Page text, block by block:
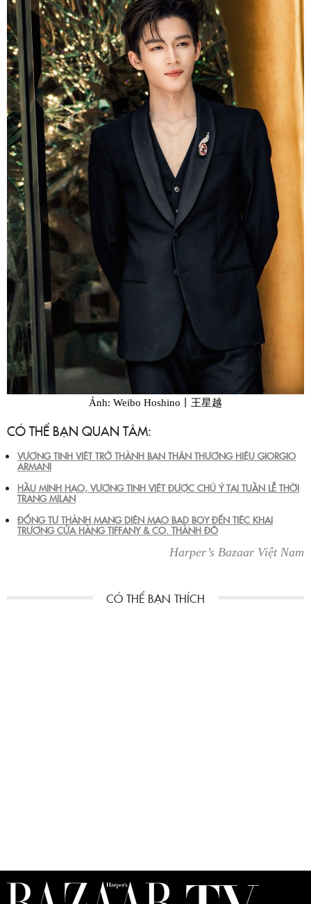
Ảnh: Weibo Hoshino丨王星越
CÓ THỂ BẠN QUAN TÂM:
VƯƠNG TINH VIỆT TRỞ THÀNH BẠN THÂN THƯƠNG HIỆU GIORGIO
ARMANI
HẦU MINH HẠO, VƯƠNG TINH VIỆT ĐƯỢC CHÚ Ý TẠI TUẦN LỄ THỜI
TRANG MILAN
ĐỔNG TƯ THÀNH MANG DIỆN MẠO BAD BOY ĐẾN TIỆC KHAI
TRƯƠNG CỬA HÀNG TIFFANY & CO. THÀNH ĐÔ
Harper’s Bazaar Việt Nam